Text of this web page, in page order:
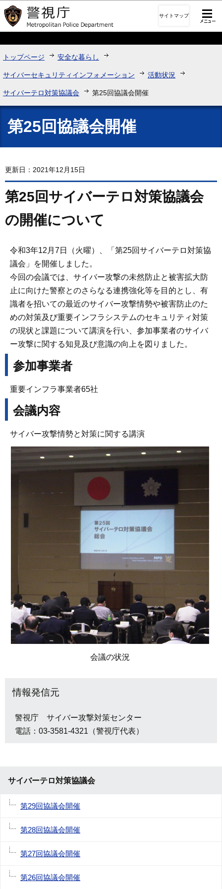
このページの本文へ移動
サイトマップ
トップページ 安全な暮らし
サイバーセキュリティインフォメーション 活動状況
サイバーテロ対策協議会 第25回協議会開催
第25回協議会開催
更新日：2021年12月15日
第25回サイバーテロ対策協議会
の開催について
令和3年12月7日（火曜）、「第25回サイバーテロ対策協
議会」を開催しました。
今回の会議では、サイバー攻撃の未然防止と被害拡大防
止に向けた警察とのさらなる連携強化等を目的とし、有
識者を招いての最近のサイバー攻撃情勢や被害防止のた
めの対策及び重要インフラシステムのセキュリティ対策
の現状と課題について講演を行い、参加事業者のサイバ
ー攻撃に関する知見及び意識の向上を図りました。
参加事業者
重要インフラ事業者65社
会議内容
サイバー攻撃情勢と対策に関する講演
会議の状況
情報発信元
警視庁 サイバー攻撃対策センター
電話：03-3581-4321（警視庁代表）
サイバーテロ対策協議会
第29回協議会開催
第28回協議会開催
第27回協議会開催
第26回協議会開催